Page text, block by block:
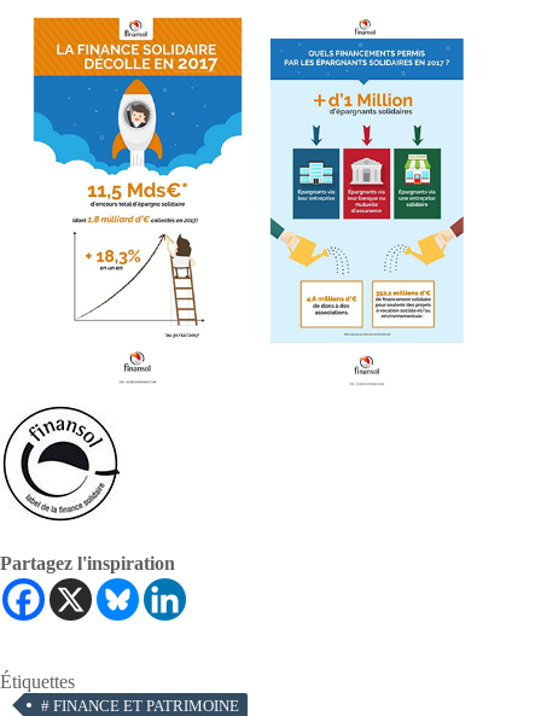
Partagez l'inspiration
Étiquettes
# FINANCE ET PATRIMOINE